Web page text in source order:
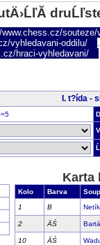
www.chess.cz/souteze/
vyhledavani-oddilu/
.
hraci-vyhledavani/
I. t?ída -
Karta
Kolo Barva
1
B
2 ÄŚ
10 ÄŚ